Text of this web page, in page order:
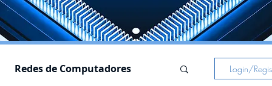
Redes de Computadores Login/